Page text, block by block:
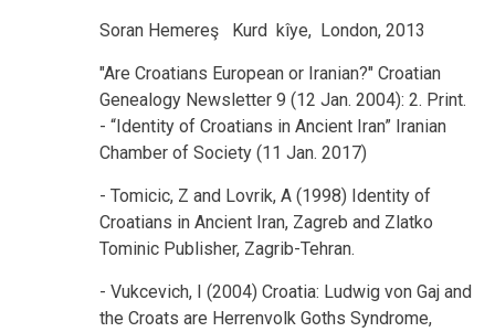
Soran Hemereş Kurd kîye, London, 2013
"Are Croatians European or Iranian?" Croatian
Genealogy Newsletter 9 (12 Jan. 2004): 2. Print.
- “Identity of Croatians in Ancient Iran” Iranian
Chamber of Society (11 Jan. 2017)
- Tomicic, Z and Lovrik, A (1998) Identity of
Croatians in Ancient Iran, Zagreb and Zlatko
Tominic Publisher, Zagrib-Tehran.
- Vukcevich, I (2004) Croatia: Ludwig von Gaj and
the Croats are Herrenvolk Goths Syndrome,